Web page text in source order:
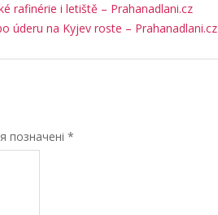
rafinérie i letiště – Prahanadlani.cz
úderu na Kyjev roste – Prahanadlani.cz
позначені *